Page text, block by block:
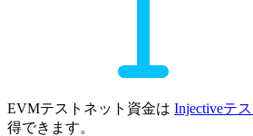
EVMテストネット資金は Injectiveテ
得できます。